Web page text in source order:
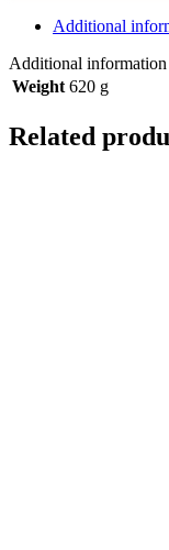
Additional
Additional information
Weight 620 g
Related